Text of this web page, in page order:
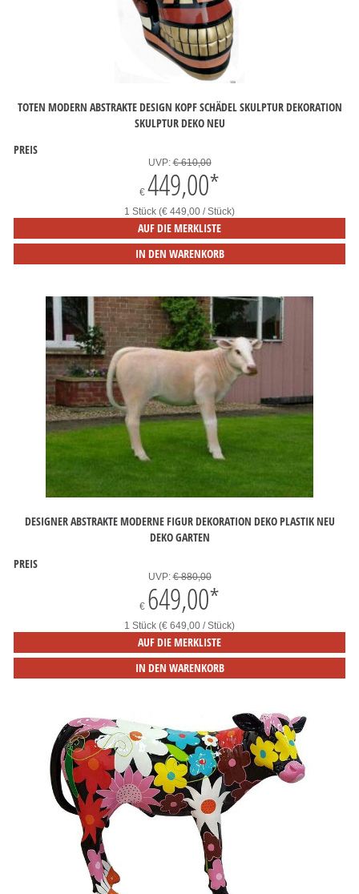
TOTEN MODERN ABSTRAKTE DESIGN KOPF SCHÄDEL SKULPTUR DEKORATION
SKULPTUR DEKO NEU
PREIS
UVP:€ 610,00
€ 449,00*
1 Stück (€ 449,00 / Stück)
AUF DIE MERKLISTE
IN DEN WARENKORB
DESIGNER ABSTRAKTE MODERNE FIGUR DEKORATION DEKO PLASTIK NEU
DEKO GARTEN
PREIS
UVP:€ 880,00
€ 649,00*
1 Stück (€ 649,00 / Stück)
AUF DIE MERKLISTE
IN DEN WARENKORB